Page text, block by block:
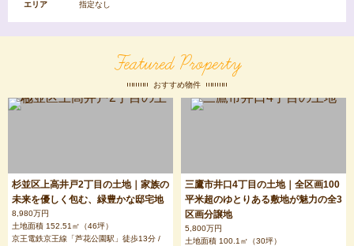
エリア 指定なし
Featured Property
おすすめ物件
杉並区上高井戸2丁目の土地｜家族の
未来を優しく包む、緑豊かな邸宅地
8,980万円
土地面積 152.51㎡（46坪）
京王電鉄京王線「芦花公園駅」徒歩13分 /
三鷹市井口4丁目の土地｜全区画100
平米超のゆとりある敷地が魅力の全3
区画分譲地
5,800万円
土地面積 100.1㎡（30坪）
図
書
ス
ー
ケ
小
中
リ
ア
を
選
択